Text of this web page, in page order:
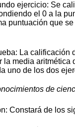
ejercicio: Se
el 0 a la
puntuación que
La calificación
la media aritmética
uno de los dos
de
Constará de los